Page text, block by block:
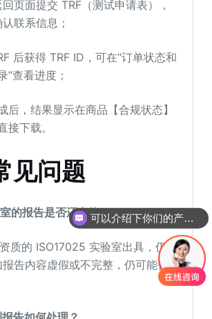
回页面提交 TRF（测试申请表），
联系信息；
后获得 TRF ID，可在“订单状态和
”查看进度；
后，结果显示在商品【合规状态】
接下载。
见问题
的报告是否还有效？
质的 ISO17025 实验室出具，仍可
告内容虚假或不完整，仍可能被
可以介绍下你们的产品么